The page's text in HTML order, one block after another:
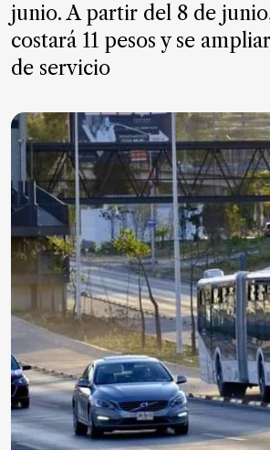
NOTICIAS
Jalisco
Internacional
Opinión
Deportes
Cultura
Turismo
Ecología
Movilidad
Seguridad
Educación
Salud
junio. A partir del 8 de
costará 11 pesos y se
de servicio